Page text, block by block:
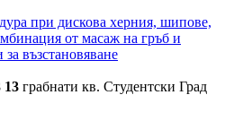
при дискова херния, шипове,
от масаж на гръб и
възстановяване
13 грабнати кв. Студентски Град